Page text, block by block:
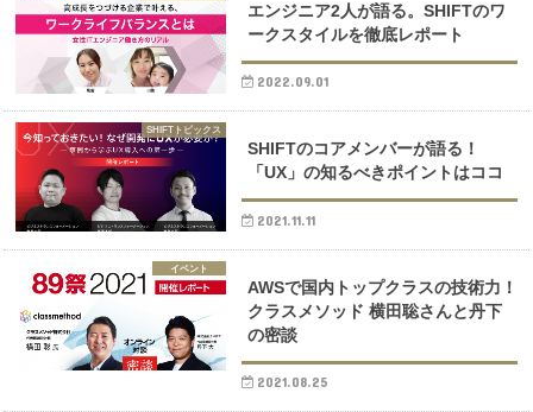
エンジニア2人が語る。SHIFTのワ
ークスタイルを徹底レポート
2022.09.01
SHIFTトピックス
SHIFTのコアメンバーが語る！
「UX」の知るべきポイントはココ
2021.11.11
イベント
AWSで国内トップクラスの技術力！
クラスメソッド 横田聡さんと丹下
の密談
2021.08.25